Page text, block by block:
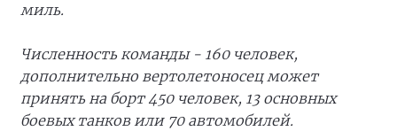
миль.
Численность команды - 160 человек,
дополнительно вертолетоносец может
принять на борт 450 человек, 13 основных
боевых танков или 70 автомобилей.